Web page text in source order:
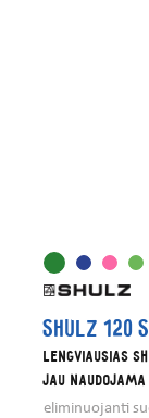
Shulz 120
Lengviausias
jau naudojama
eliminuojanti